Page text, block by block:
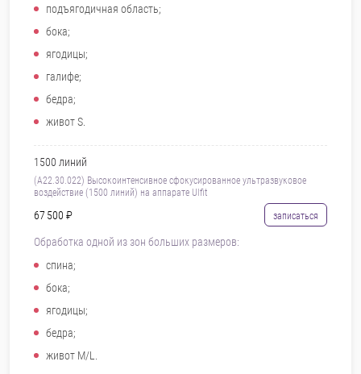
подъягодичная область;
бока;
ягодицы;
галифе;
бедра;
живот S.
1500 линий
(А22.30.022) Высокоинтенсивное сфокусированное ультразвуковое
воздействие (1500 линий) на аппарате Ulfit
67 500 ₽ записаться
Обработка одной из зон больших размеров:
спина;
бока;
ягодицы;
бедра;
живот M/L.